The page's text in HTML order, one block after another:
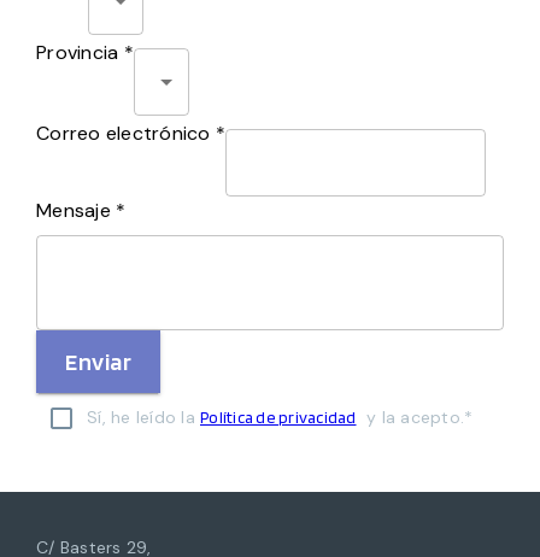
Provincia *
Correo electrónico *
Mensaje *
Enviar
Sí, he leído la Política de privacidad y la acepto.*
C/ Basters 29,